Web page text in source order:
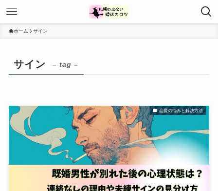
ホーム サイン
サイン – tag –
恋愛の悩みと解決方法